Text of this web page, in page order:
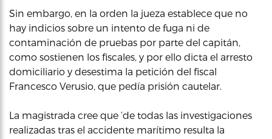
Sin embargo, en la orden la jueza establece que no
hay indicios sobre un intento de fuga ni de
contaminación de pruebas por parte del capitán,
como sostienen los fiscales, y por ello dicta el arresto
domiciliario y desestima la petición del fiscal
Francesco Verusio, que pedía prisión cautelar.
La magistrada cree que ‘de todas las investigaciones
realizadas tras el accidente marítimo resulta la